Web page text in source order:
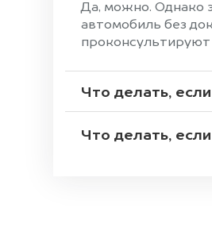
Да, можно. Однако
автомобиль без
Что делать,
Что делать,